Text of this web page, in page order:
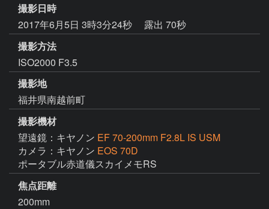
撮影日時
2017年6月5日 3時3分24秒
露出 70秒
撮影方法
ISO2000 F3.5
撮影地
福井県南越前町
撮影機材
望遠鏡：キヤノン EF 70-200mm F2.8L IS USM
カメラ：キヤノン EOS 70D
ポータブル赤道儀スカイメモRS
焦点距離
200mm